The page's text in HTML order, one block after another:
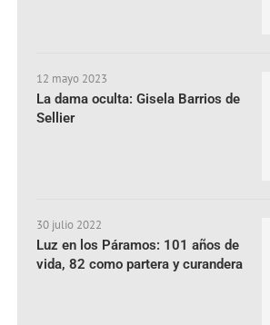
12 mayo 2023
La dama oculta: Gisela Barrios de
Sellier
30 julio 2022
Luz en los Páramos: 101 años de
vida, 82 como partera y curandera